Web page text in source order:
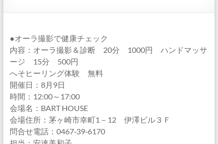
●オーラ撮影で健康チェック
内容：オーラ撮影＆診断 20分 1000円 ハンドマッサ
ージ 15分 500円
へそヒーリング体験 無料
開催日：8月9日
時間：12:00～17:00
会場名：BART HOUSE
会場住所：茅ヶ崎市幸町1－12 伊澤ビル３Ｆ
問合せ電話：0467‐39‐6170